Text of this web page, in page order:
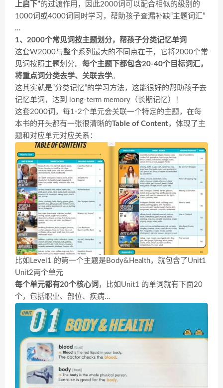
上启下”的过渡作用，因此2000词可以配合相似的级别的
1000词或4000词同时学习，帮助孩子查漏补缺“主题词汇”
…
1、 2000个常见词按主题划分，帮孩子分类记忆单词
这套W2000与整个系列最大的不同点在于，它将2000个常
见词按照主题划分。 每个主题下都包含20-40个目标词汇，
将重点词分类去学、关联去学。
这其实就是“分类记忆”的学习方法，这能很好的帮助孩子去
记忆单词，达到 long-term memory（长期记忆）！
这套2000词，每1-2个单元会关联一个特定的主题，在每
本书的开头都有一张很清晰的Table of Content，体现了主
题和对应单元对应关系：
比如Level1 的第一个主题是Body&Health，就包含了Unit1
Unit2两个单元
每个单元都有20个核心词 ，比如Unit1 的单词就有下面20
个，包括职业、部位、疾病…